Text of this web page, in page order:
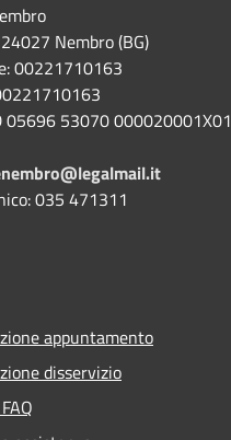
Nembro (BG)
00221710163
05696 53070 000020001X01
035 471311
appuntamento
disservizio